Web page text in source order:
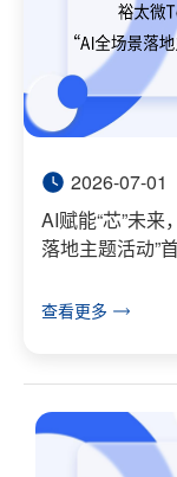
2026-07-01
AI赋能“芯”未
落地主题活动”
查看更多